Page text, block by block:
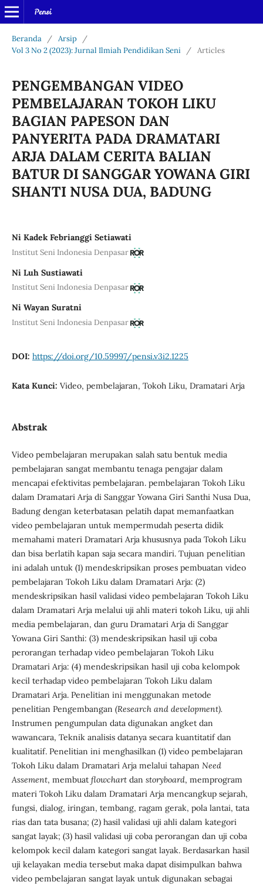
Beranda / Arsip
/
Vol 3 No 2 (2023): Jurnal Ilmiah Pendidikan Seni
/ Articles
PENGEMBANGAN VIDEO
PEMBELAJARAN TOKOH LIKU
BAGIAN PAPESON DAN
PANYERITA PADA DRAMATARI
ARJA DALAM CERITA BALIAN
BATUR DI SANGGAR YOWANA GIRI
SHANTI NUSA DUA, BADUNG
Ni Kadek Febrianggi Setiawati
Institut Seni Indonesia Denpasar
Ni Luh Sustiawati
Institut Seni Indonesia Denpasar
Ni Wayan Suratni
Institut Seni Indonesia Denpasar
DOI: https://doi.org/10.59997/pensi.v3i2.1225
Kata Kunci: Video, pembelajaran, Tokoh Liku, Dramatari Arja
Abstrak
Video pembelajaran merupakan salah satu bentuk media
pembelajaran sangat membantu tenaga pengajar dalam
mencapai efektivitas pembelajaran. pembelajaran Tokoh Liku
dalam Dramatari Arja di Sanggar Yowana Giri Santhi Nusa Dua,
Badung dengan keterbatasan pelatih dapat memanfaatkan
video pembelajaran untuk mempermudah peserta didik
memahami materi Dramatari Arja khususnya pada Tokoh Liku
dan bisa berlatih kapan saja secara mandiri. Tujuan penelitian
ini adalah untuk (1) mendeskripsikan proses pembuatan video
pembelajaran Tokoh Liku dalam Dramatari Arja: (2)
mendeskripsikan hasil validasi video pembelajaran Tokoh Liku
dalam Dramatari Arja melalui uji ahli materi tokoh Liku, uji ahli
media pembelajaran, dan guru Dramatari Arja di Sanggar
Yowana Giri Santhi: (3) mendeskripsikan hasil uji coba
perorangan terhadap video pembelajaran Tokoh Liku
Dramatari Arja: (4) mendeskripsikan hasil uji coba kelompok
kecil terhadap video pembelajaran Tokoh Liku dalam
Dramatari Arja. Penelitian ini menggunakan metode
penelitian Pengembangan (Research and development).
Instrumen pengumpulan data digunakan angket dan
wawancara, Teknik analisis datanya secara kuantitatif dan
kualitatif. Penelitian ini menghasilkan (1) video pembelajaran
Tokoh Liku dalam Dramatari Arja melalui tahapan Need
Assement, membuat flowchartdan storyboard, memprogram
materi Tokoh Liku dalam Dramatari Arja mencangkup sejarah,
fungsi, dialog, iringan, tembang, ragam gerak, pola lantai, tata
rias dan tata busana; (2) hasil validasi uji ahli dalam kategori
sangat layak; (3) hasil validasi uji coba perorangan dan uji coba
kelompok kecil dalam kategori sangat layak. Berdasarkan hasil
uji kelayakan media tersebut maka dapat disimpulkan bahwa
video pembelajaran sangat layak untuk digunakan sebagai